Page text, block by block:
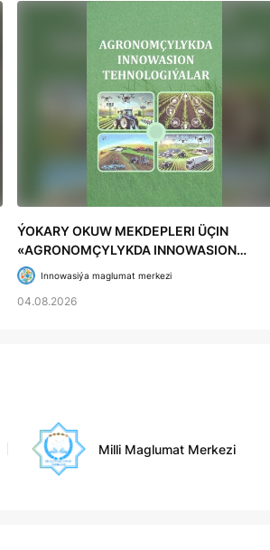
ÝOKARY OKUW MEKDEPLERI ÜÇIN
«AGRONOMÇYLYKDA INNOWASION
TEHNOLOGIÝALAR» OKUW KITABY ÇAP
EDILDI
Innowasiýa maglumat merkezi
04.08.2026
Milli Maglumat Merkezi